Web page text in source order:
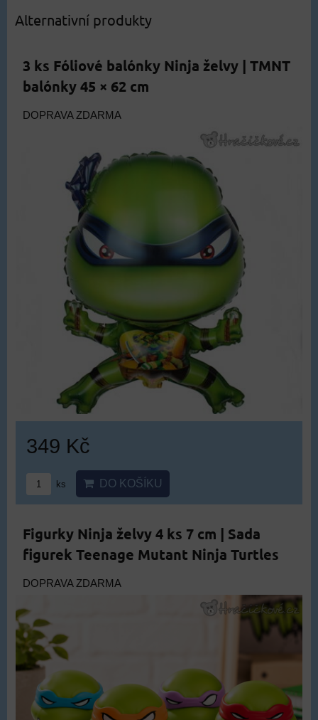
Alternativní produkty
3 ks Fóliové balónky Ninja želvy | TMNT
balónky 45 × 62 cm
DOPRAVA ZDARMA
349 Kč
ks DO KOŠÍKU
Figurky Ninja želvy 4 ks 7 cm | Sada
figurek Teenage Mutant Ninja Turtles
DOPRAVA ZDARMA